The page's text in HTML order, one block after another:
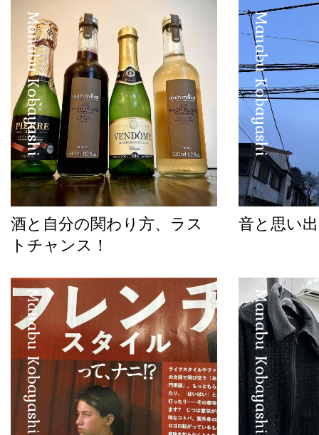
Manabu Kobayashi
酒と自分の関わり方、ラス
トチャンス！
Manabu Kobayashi
音と思い
Manabu Kobayashi Manabu Kobayashi